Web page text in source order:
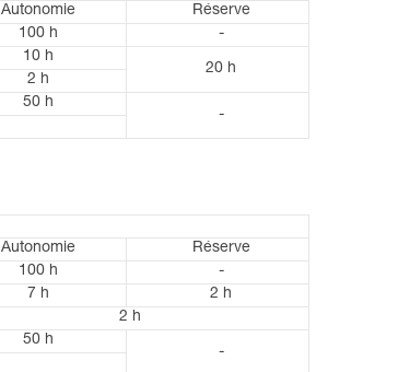
Autonomie Réserve
100 h
-
10 h
20 h
2 h
50 h
-
Autonomie Réserve
100 h
-
7 h
2 h
2 h
50 h
-